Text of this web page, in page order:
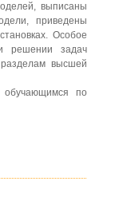
выписаны
приведены
Особое
решении задач
высшей
обучающимся по